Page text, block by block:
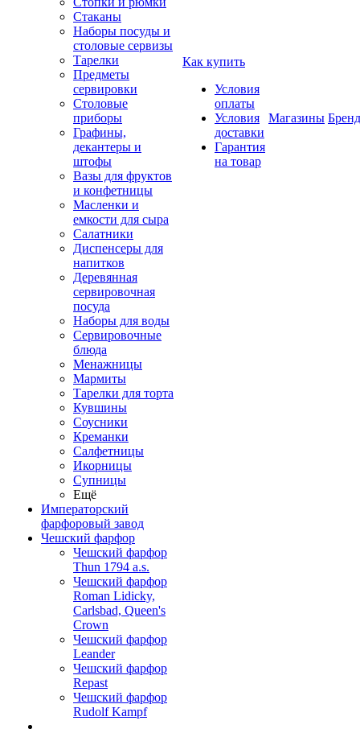
Стаканы
Наборы посуды и
столовые сервизы
Тарелки
Предметы
сервировки
Столовые
приборы
Графины,
декантеры и
штофы
Вазы для фруктов
и конфетницы
Масленки и
емкости для сыра
Салатники
Диспенсеры для
напитков
Деревянная
сервировочная
посуда
Наборы для воды
Сервировочные
блюда
Менажницы
Мармиты
Тарелки для торта
Кувшины
Соусники
Креманки
Салфетницы
Икорницы
Супницы
Ещё
Императорский
фарфоровый завод
Чешский фарфор
Чешский фарфор
Thun 1794 a.s.
Чешский фарфор
Roman Lidicky,
Carlsbad, Queen's
Crown
Чешский фарфор
Leander
Чешский фарфор
Repast
Чешский фарфор
Rudolf Kampf
Как купить
Условия
оплаты
Условия
доставки
Гарантия
на товар
Магазины